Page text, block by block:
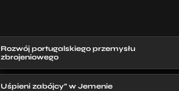
Rozwój portugalskiego przemysłu
zbrojeniowego
Uśpieni zabójcy” w Jemenie